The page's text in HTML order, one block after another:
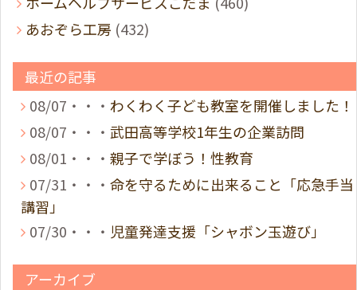
あおぞら工房 (432)
最近の記事
08/07・・・ わくわく子ども教室を開催しました！
08/07・・・ 武田高等学校1年生の企業訪問
08/01・・・ 親子で学ぼう！性教育
07/31・・・ 命を守るために出来ること「応急手当
講習」
07/30・・・ 児童発達支援「シャボン玉遊び」
アーカイブ